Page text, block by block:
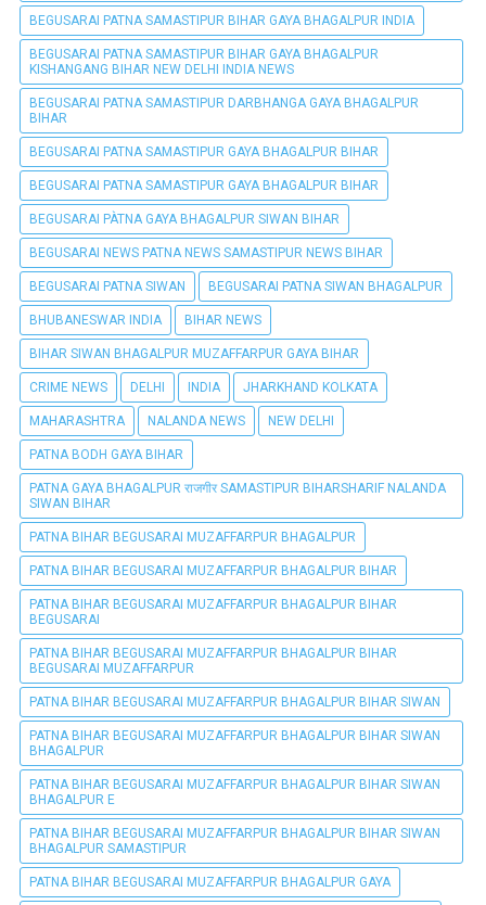
BEGUSARAI PATNA SAMASTIPUR BIHAR GAYA BHAGALPUR INDIA
BEGUSARAI PATNA SAMASTIPUR BIHAR GAYA BHAGALPUR
KISHANGANG BIHAR NEW DELHI INDIA NEWS
BEGUSARAI PATNA SAMASTIPUR DARBHANGA GAYA BHAGALPUR
BIHAR
BEGUSARAI PATNA SAMASTIPUR GAYA BHAGALPUR BIHAR
BEGUSARAI PATNA SAMASTIPUR GAYA BHAGALPUR BIHAR
BEGUSARAI PÀTNA GAYA BHAGALPUR SIWAN BIHAR
BEGUSARAI NEWS PATNA NEWS SAMASTIPUR NEWS BIHAR
BEGUSARAI PATNA SIWAN BEGUSARAI PATNA SIWAN BHAGALPUR
BHUBANESWAR INDIA BIHAR NEWS
BIHAR SIWAN BHAGALPUR MUZAFFARPUR GAYA BIHAR
CRIME NEWS DELHI INDIA JHARKHAND KOLKATA
MAHARASHTRA NALANDA NEWS NEW DELHI
PATNA BODH GAYA BIHAR
PATNA GAYA BHAGALPUR राजगीर SAMASTIPUR BIHARSHARIF NALANDA
SIWAN BIHAR
PATNA BIHAR BEGUSARAI MUZAFFARPUR BHAGALPUR
PATNA BIHAR BEGUSARAI MUZAFFARPUR BHAGALPUR BIHAR
PATNA BIHAR BEGUSARAI MUZAFFARPUR BHAGALPUR BIHAR
BEGUSARAI
PATNA BIHAR BEGUSARAI MUZAFFARPUR BHAGALPUR BIHAR
BEGUSARAI MUZAFFARPUR
PATNA BIHAR BEGUSARAI MUZAFFARPUR BHAGALPUR BIHAR SIWAN
PATNA BIHAR BEGUSARAI MUZAFFARPUR BHAGALPUR BIHAR SIWAN
BHAGALPUR
PATNA BIHAR BEGUSARAI MUZAFFARPUR BHAGALPUR BIHAR SIWAN
BHAGALPUR E
PATNA BIHAR BEGUSARAI MUZAFFARPUR BHAGALPUR BIHAR SIWAN
BHAGALPUR SAMASTIPUR
PATNA BIHAR BEGUSARAI MUZAFFARPUR BHAGALPUR GAYA